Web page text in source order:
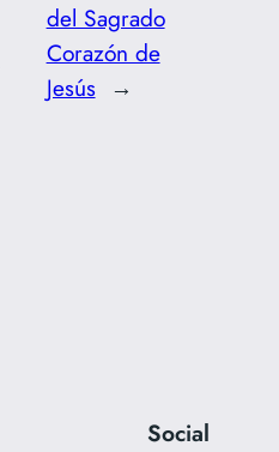
del Sagrado
Corazón de
Jesús →
Social